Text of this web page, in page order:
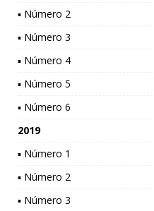
▪ Número 2
▪ Número 3
▪ Número 4
▪ Número 5
▪ Número 6
2019
▪ Número 1
▪ Número 2
▪ Número 3